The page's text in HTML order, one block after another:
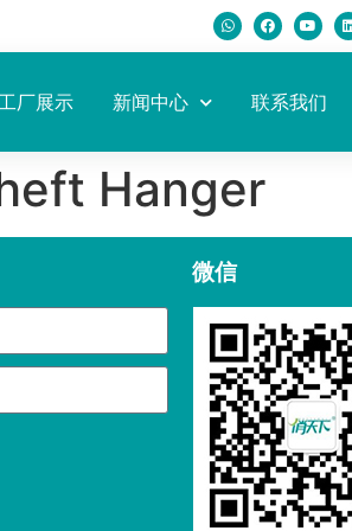
工厂展示 新闻中心 联系我们
Hanger
微信